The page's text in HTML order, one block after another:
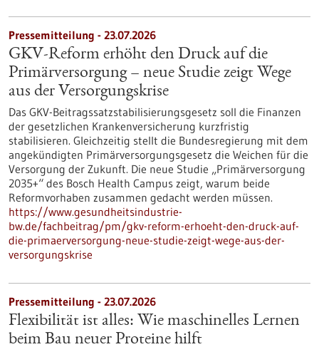
Pressemitteilung - 23.07.2026
GKV-Reform erhöht den Druck auf die
Primärversorgung – neue Studie zeigt Wege
aus der Versorgungskrise
Das GKV-Beitragssatzstabilisierungsgesetz soll die Finanzen
der gesetzlichen Krankenversicherung kurzfristig
stabilisieren. Gleichzeitig stellt die Bundesregierung mit dem
angekündigten Primärversorgungsgesetz die Weichen für die
Versorgung der Zukunft. Die neue Studie „Primärversorgung
2035+“ des Bosch Health Campus zeigt, warum beide
Reformvorhaben zusammen gedacht werden müssen.
https://www.gesundheitsindustrie-
bw.de/fachbeitrag/pm/gkv-reform-erhoeht-den-druck-auf-
die-primaerversorgung-neue-studie-zeigt-wege-aus-der-
versorgungskrise
Pressemitteilung - 23.07.2026
Flexibilität ist alles: Wie maschinelles Lernen
beim Bau neuer Proteine hilft